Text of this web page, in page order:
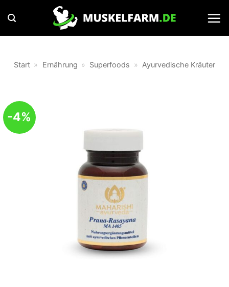
Inhalt
springen
Start » Ernährung » Superfoods » Ayurvedische Kräuter
-4%